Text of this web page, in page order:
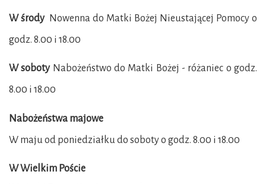
W środyNowenna do Matki Bożej Nieustającej Pomocy o
godz. 8.00 i 18.00
W sobotyNabożeństwo do Matki Bożej - różaniec o godz.
8.00 i 18.00
Nabożeństwa majowe
W maju od poniedziałku do soboty o godz. 8.00 i 18.00
W Wielkim Poście